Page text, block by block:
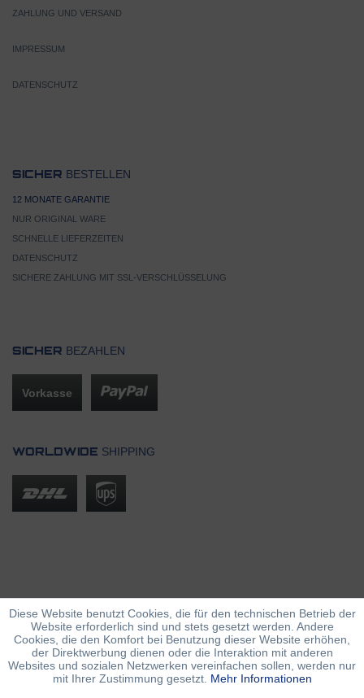
ZAHLUNG UND VERSAND
IMPRESSUM
DATENSCHUTZ
SICHER BESTELLEN
12 MONATE GARANTIE
NUR ORIGINAL WARE
SCHNELLE LIEFERZEITEN
DATENSCHUTZ
SICHERE ZAHLUNG MIT SSL-VERSCHLÜSSELUNG
SICHER BEZAHLEN
Vorkasse
WORLDWIDE SHIPPING
Diese Website benutzt Cookies, die für den technischen Betrieb der
Website erforderlich sind und stets gesetzt werden. Andere
Cookies, die den Komfort bei Benutzung dieser Website erhöhen,
der Direktwerbung dienen oder die Interaktion mit anderen
Websites und sozialen Netzwerken vereinfachen sollen, werden nur
mit Ihrer Zustimmung gesetzt. Mehr Informationen